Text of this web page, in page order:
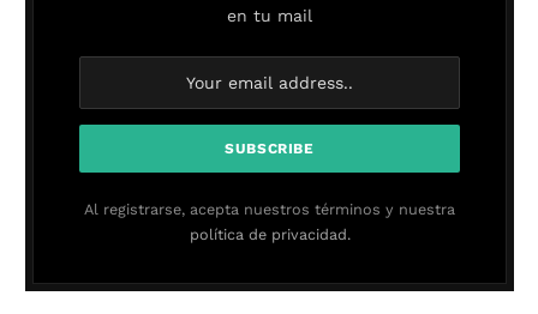
en tu mail
Al registrarse, acepta nuestros términos y nuestra
política de privacidad.